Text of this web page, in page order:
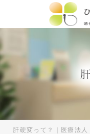
肝硬変って？｜医療法